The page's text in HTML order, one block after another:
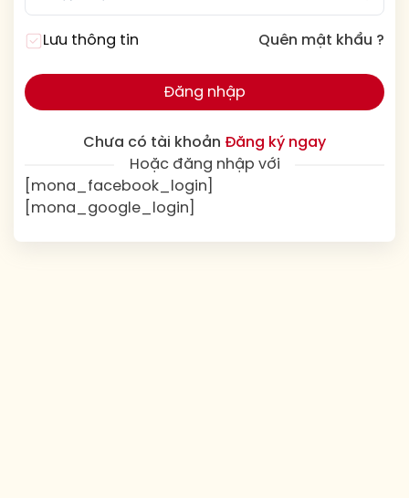
Lưu thông tin Quên mật khẩu ?
Đăng nhập
Chưa có tài khoản Đăng ký ngay
Hoặc đăng nhập với
[mona_facebook_login]
[mona_google_login]